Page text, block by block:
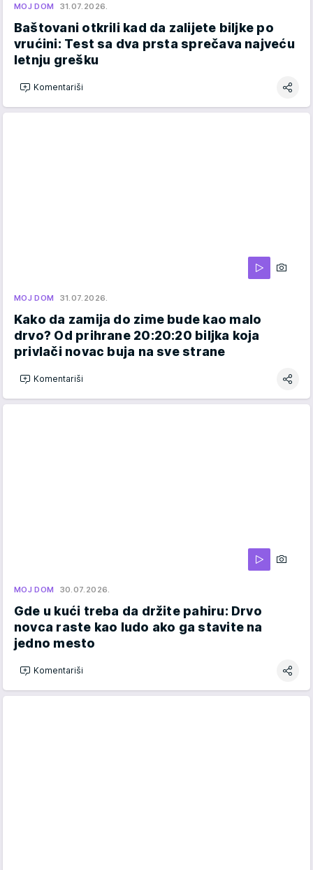
MOJ DOM 31.07.2026.
Baštovani otkrili kad da zalijete biljke po
vrućini: Test sa dva prsta sprečava najveću
letnju grešku
Komentariši
MOJ DOM 31.07.2026.
Kako da zamija do zime bude kao malo
drvo? Od prihrane 20:20:20 biljka koja
privlači novac buja na sve strane
Komentariši
MOJ DOM 30.07.2026.
Gde u kući treba da držite pahiru: Drvo
novca raste kao ludo ako ga stavite na
jedno mesto
Komentariši